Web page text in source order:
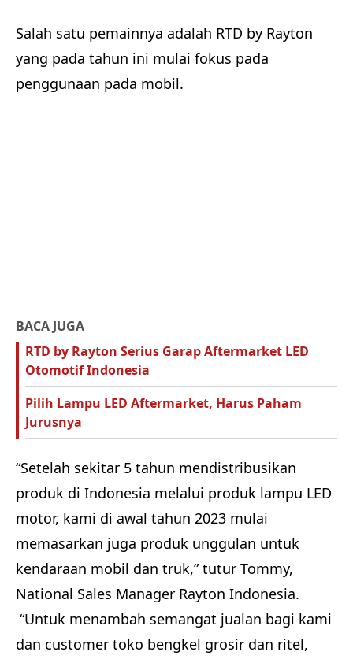
Salah satu pemainnya adalah RTD by Rayton
yang pada tahun ini mulai fokus pada
penggunaan pada mobil.
BACA JUGA
RTD by Rayton Serius Garap Aftermarket LED
Otomotif Indonesia
Pilih Lampu LED Aftermarket, Harus Paham
Jurusnya
“Setelah sekitar 5 tahun mendistribusikan
produk di Indonesia melalui produk lampu LED
motor, kami di awal tahun 2023 mulai
memasarkan juga produk unggulan untuk
kendaraan mobil dan truk,” tutur Tommy,
National Sales Manager Rayton Indonesia.
“Untuk menambah semangat jualan bagi kami
dan customer toko bengkel grosir dan ritel,